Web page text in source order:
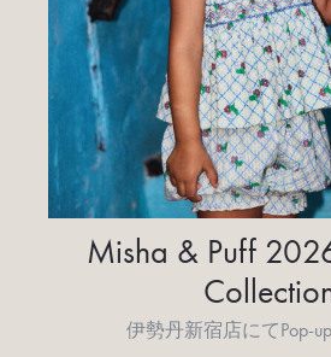
Misha & Puff
伊勢丹新宿店にてPop-